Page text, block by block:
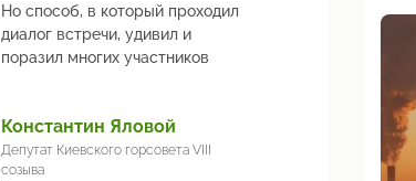
Украине?
Но способ, в который проходил
диалог встречи, удивил и
поразил многих участников
Константин Яловой
Депутат Киевского горсовета VIII
созыва